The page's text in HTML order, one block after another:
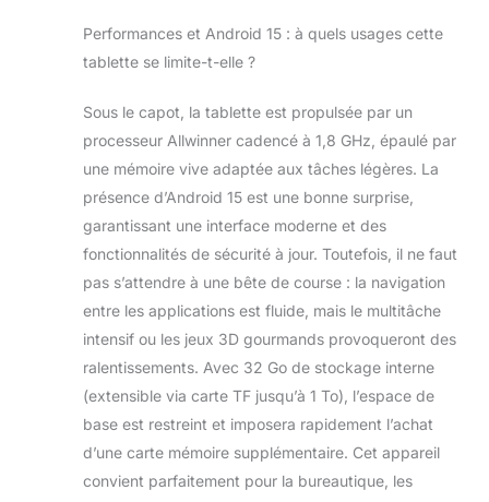
fluide. 【Écran IPS
d'un écran IPS
de 800 x 1332
pixels aux
couleurs
éclatantes et
Profitez d'images
plus nettes et plus
lumineuses pour
une expérience
visuelle plus
immersive. Une
caméra frontale
de 5 Mpx et une
caméra arrière de
8 Mpx permettent
Performances et Android 15 : à quels usages cette
tablette se limite-t-elle ?
Sous le capot, la tablette est propulsée par un
processeur Allwinner cadencé à 1,8 GHz, épaulé par
une mémoire vive adaptée aux tâches légères. La
présence d’Android 15 est une bonne surprise,
garantissant une interface moderne et des
fonctionnalités de sécurité à jour. Toutefois, il ne faut
pas s’attendre à une bête de course : la navigation
entre les applications est fluide, mais le multitâche
intensif ou les jeux 3D gourmands provoqueront des
ralentissements. Avec 32 Go de stockage interne
(extensible via carte TF jusqu’à 1 To), l’espace de
base est restreint et imposera rapidement l’achat
d’une carte mémoire supplémentaire. Cet appareil
convient parfaitement pour la bureautique, les